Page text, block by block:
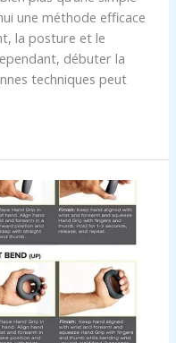
une méthode efficace
la posture et le
débuter la
techniques peut